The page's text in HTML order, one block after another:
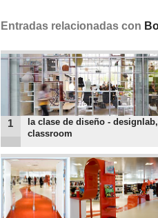
Entradas relacionadas con
1
la clase de diseño -
classroom